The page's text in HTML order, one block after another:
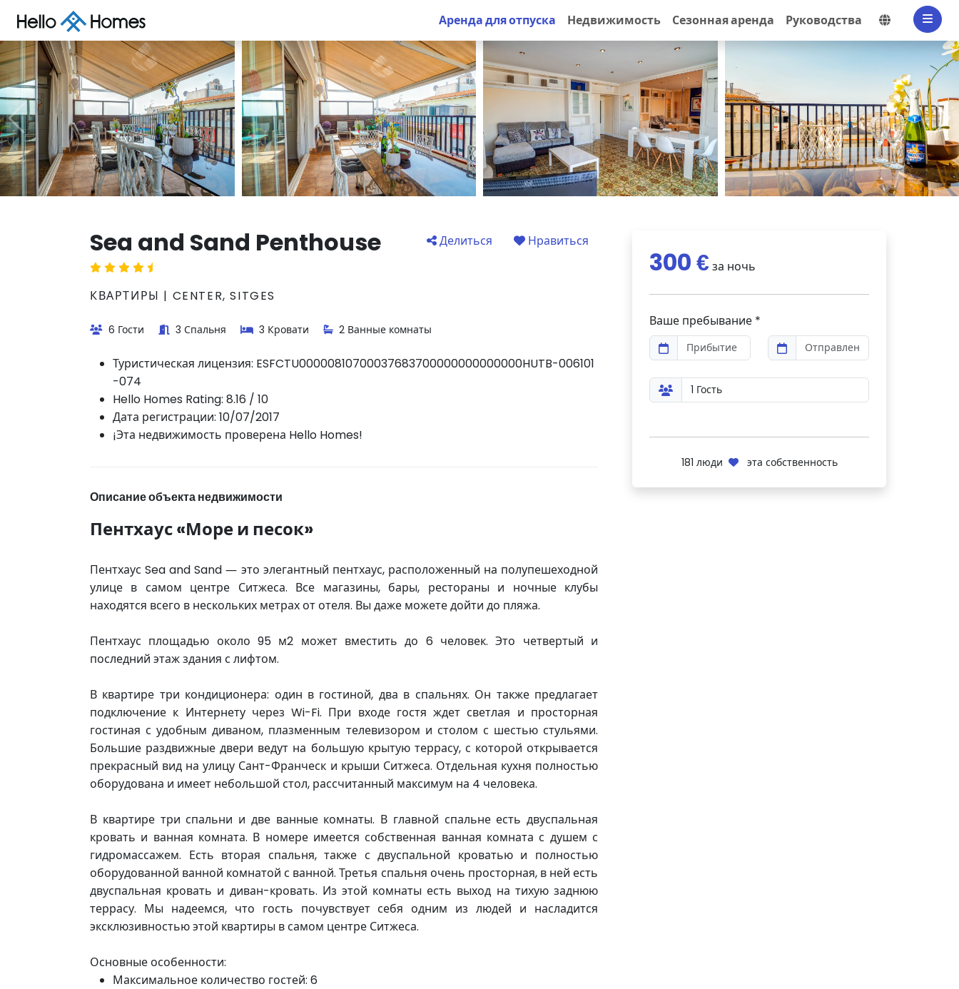
Аренда для отпуска Недвижимость Сезонная аренда Руководства Выбрать
Sea and Sand Penthouse Делиться Нравиться
КВАРТИРЫ | CENTER, SITGES
6 Гости 3 Спальня 3 Кровати 2 Ванные комнаты
Туристическая лицензия: ESFCTU00000810700037683700000000000000HUTB-006101
-074
Hello Homes Rating: 8.16 / 10
Дата регистрации: 10/07/2017
¡Эта недвижимость проверена Hello Homes!
Описание объекта недвижимости
Пентхаус «Море и песок»
Пентхаус Sea and Sand — это элегантный пентхаус, расположенный на полупешеходной
улице в самом центре Ситжеса. Все магазины, бары, рестораны и ночные клубы
находятся всего в нескольких метрах от отеля. Вы даже можете дойти до пляжа.
Пентхаус площадью около 95 м2 может вместить до 6 человек. Это четвертый и
последний этаж здания с лифтом.
В квартире три кондиционера: один в гостиной, два в спальнях. Он также предлагает
подключение к Интернету через Wi-Fi. При входе гостя ждет светлая и просторная
гостиная с удобным диваном, плазменным телевизором и столом с шестью стульями.
Большие раздвижные двери ведут на большую крытую террасу, с которой открывается
прекрасный вид на улицу Сант-Франческ и крыши Ситжеса. Отдельная кухня полностью
оборудована и имеет небольшой стол, рассчитанный максимум на 4 человека.
В квартире три спальни и две ванные комнаты. В главной спальне есть двуспальная
кровать и ванная комната. В номере имеется собственная ванная комната с душем с
гидромассажем. Есть вторая спальня, также с двуспальной кроватью и полностью
оборудованной ванной комнатой с ванной. Третья спальня очень просторная, в ней есть
двуспальная кровать и диван-кровать. Из этой комнаты есть выход на тихую заднюю
террасу. Мы надеемся, что гость почувствует себя одним из людей и насладится
эксклюзивностью этой квартиры в самом центре Ситжеса.
Основные особенности:
Максимальное количество гостей: 6
300 € за ночь
Ваше пребывание *
181 люди эта собственность